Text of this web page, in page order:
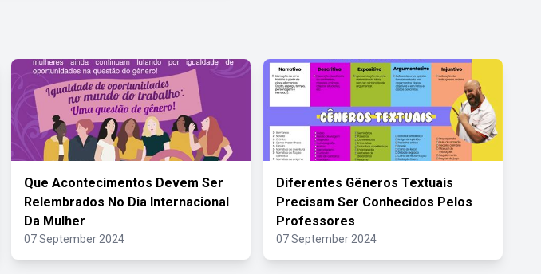
Que Acontecimentos Devem Ser
Relembrados No Dia Internacional
Da Mulher
07 September 2024
Diferentes Gêneros Textuais
Precisam Ser Conhecidos Pelos
Professores
07 September 2024